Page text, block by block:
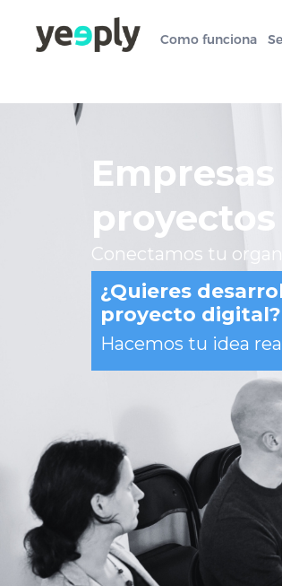
Como funciona
Conectamos tu
¿Quieres
proyecto digital?
Hacemos tu idea